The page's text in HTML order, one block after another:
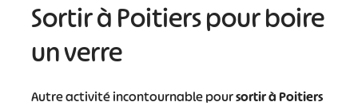
Sortir à Poitiers pour boire
un verre
Autre activité incontournable poursortir à Poitiers